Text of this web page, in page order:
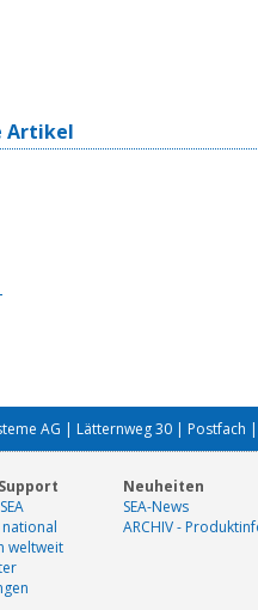
Artikel
AG | Lätternweg 30 |
weltweit
Neuheiten
SEA-News
ARCHIV -